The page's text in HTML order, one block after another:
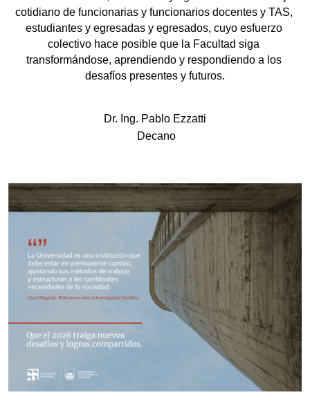
cotidiano de funcionarias y funcionarios docentes y TAS,
estudiantes y egresadas y egresados, cuyo esfuerzo
colectivo hace posible que la Facultad siga
transformándose, aprendiendo y respondiendo a los
desafíos presentes y futuros.
Dr. Ing. Pablo Ezzatti
Decano